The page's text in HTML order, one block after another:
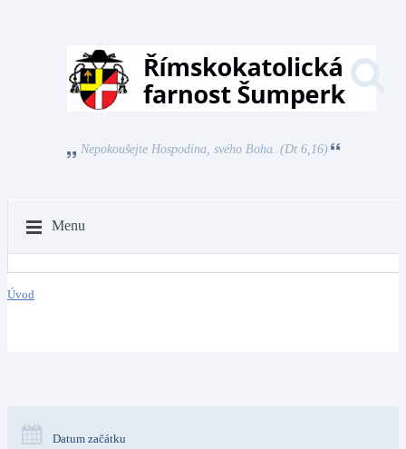
Nepokoušejte Hospodina, svého Boha. (Dt 6,16)
Menu
Úvod
Datum začátku